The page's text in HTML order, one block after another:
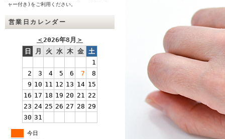
ャー付き)をご利用ください。
営業日カレンダー
＜2026年8月 ＞
日
月 火 水 木 金 土
1
2
3 4 5 6 7
8
9 10 11 12 13 14 15
16 17 18 19 20 21 22
23 24 25 26 27 28 29
30 31
今日